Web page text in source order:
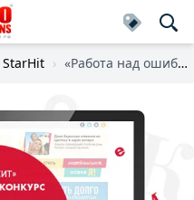
StarHit «Работа над ошибками»